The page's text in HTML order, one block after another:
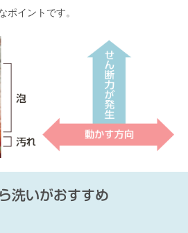
ポイントです。
洗いがおすすめ